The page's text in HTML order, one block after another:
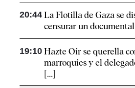
20:44 La Flotilla de Gaza se
censurar un documental
19:10 Hazte Oír se querella
marroquíes y el
[...]